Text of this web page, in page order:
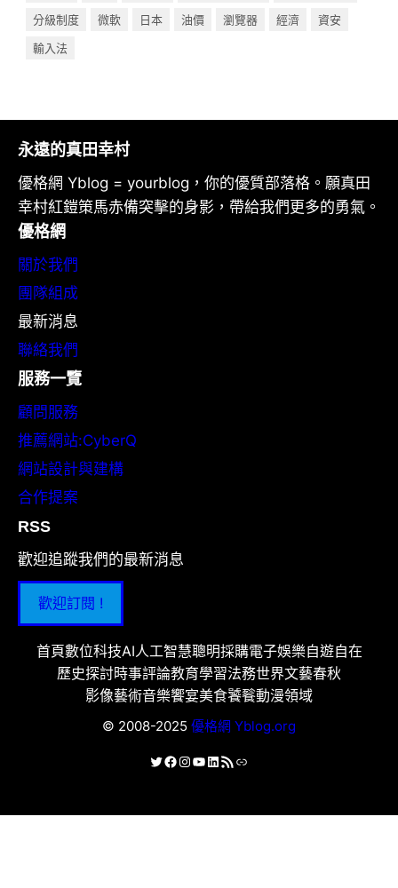
分級制度
微軟 日本 油價 瀏覽器 經濟
資安
輸入法
永遠的真田幸村
優格網 Yblog = yourblog，你的優質部落格。願真田
幸村紅鎧策馬赤備突擊的身影，帶給我們更多的勇氣。
優格網
關於我們
團隊組成
最新消息
聯絡我們
服務一覽
顧問服務
推薦網站:CyberQ
網站設計與建構
合作提案
RSS
歡迎追蹤我們的最新消息
歡迎訂閱 !
首頁數位科技AI人工智慧聰明採購電子娛樂自遊自在
歷史探討時事評論教育學習法務世界文藝春秋
影像藝術音樂饗宴美食饕餮動漫領域
© 2008-2025 優格網 Yblog.org
X Facebook
Instagram
YouTube
LinkedIn
RSS 資訊提供連結